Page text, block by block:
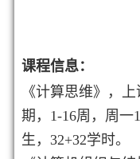
课程信息：
《计算思维》，
期，1-16周，周一
生，32+32学时。